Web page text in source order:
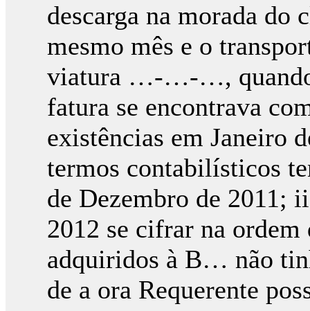
descarga na morada do
mesmo mês e o
viatura …-…-…, quando
fatura se encontrava
existências em Janeiro
termos contabilísticos
de Dezembro de 2011;
2012 se cifrar na ordem
adquiridos à B… não
de a ora Requerente